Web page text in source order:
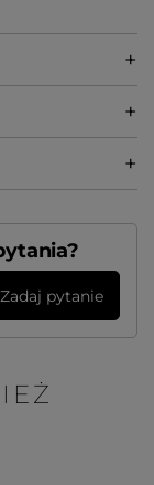
Zadaj pytanie